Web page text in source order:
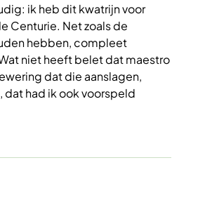
ik heb dit kwatrijn voor
Centurie. Net zoals de
hebben, compleet
niet heeft belet dat maestro
dat die aanslagen,
dat had ik ook voorspeld